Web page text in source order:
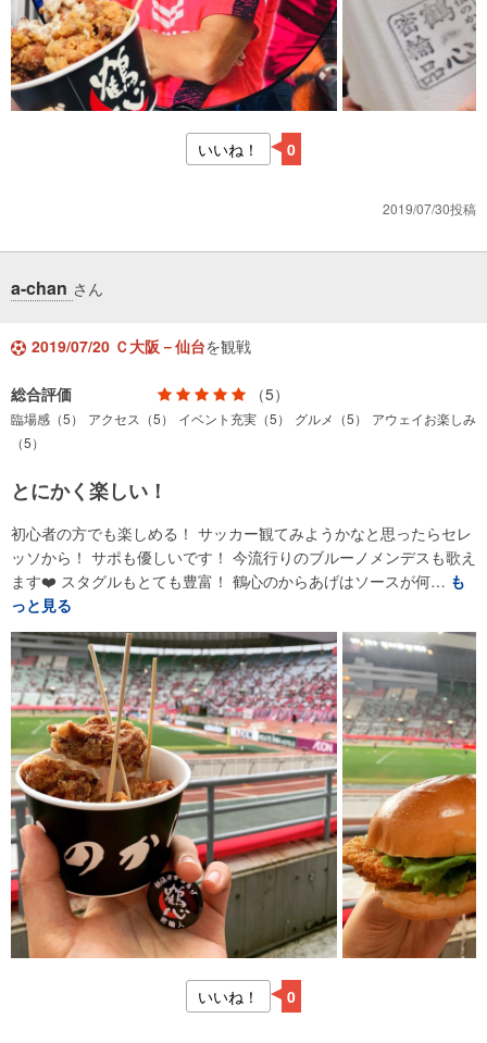
いいね！ 0
2019/07/30投稿
a-chan さん
2019/07/20 Ｃ大阪－仙台を観戦
総合評価 （5）
臨場感（5） アクセス（5） イベント充実（5） グルメ（5）
アウェイお楽しみ
（5）
とにかく楽しい！
初心者の方でも楽しめる！ サッカー観てみようかなと思ったらセレ
ッソから！ サポも優しいです！ 今流行りのブルーノメンデスも歌え
ます❤️ スタグルもとても豊富！ 鶴心のからあげはソースが何… も
っと見る
いいね！ 0